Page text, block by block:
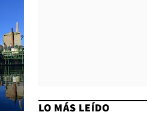
LO MÁS LEÍDO